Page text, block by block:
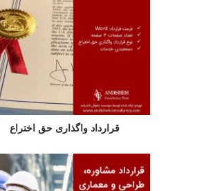
قرارداد واگذاری حق اختراع